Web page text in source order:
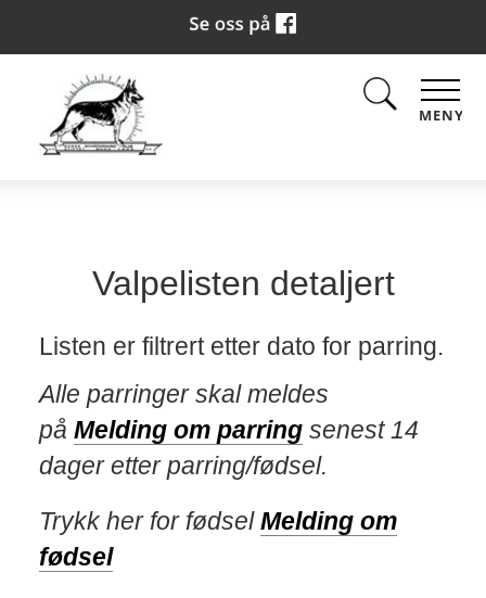
MENY
Valpelisten detaljert
Listen er filtrert etter dato for parring.
Alle parringer skal meldes
på Melding om parring senest 14
dager etter parring/fødsel.
Trykk her for fødsel Melding om
fødsel